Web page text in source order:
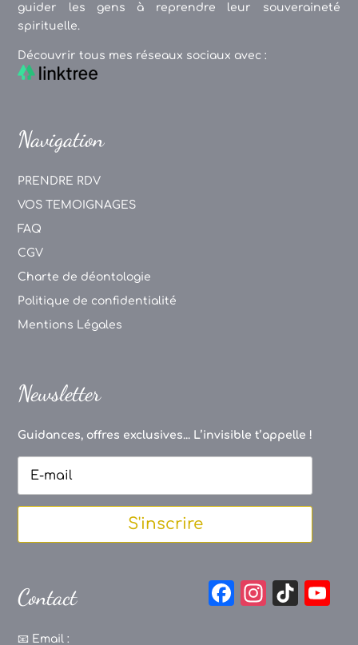
guider les gens à reprendre leur souveraineté
spirituelle.
Découvrir tous mes réseaux sociaux avec :
Navigation
PRENDRE RDV
VOS TEMOIGNAGES
FAQ
CGV
Charte de déontologie
Politique de confidentialité
Mentions Légales
Newsletter
Guidances, offres exclusives... L’invisible t’appelle !
S'inscrire
Contact
📧 Email :
F
In Ti